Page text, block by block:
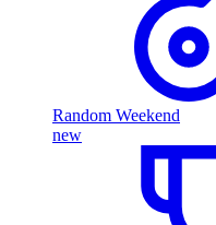
Random Weekend
new